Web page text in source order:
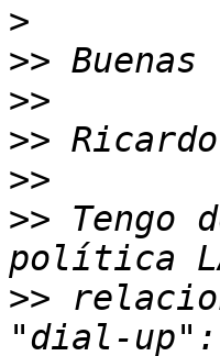
>
>>
>>
>>
>>
>> Tengo
>>